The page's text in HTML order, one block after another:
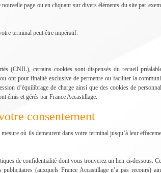
page ou en cliquant sur divers éléments du site par
terminal peut être impératif.
(CNIL), certains cookies sont dispensés du recueil
ont pour finalité exclusive de permettre ou faciliter la
d’équilibrage de charge ainsi que des cookies de
émis et gérés par France Accastillage.
consentement
où ils demeurent dans votre terminal jusqu’à leur
de confidentialité dont vous trouverez un lien ci-dessous.
(auxquels France Accastillage n’a pas recours)